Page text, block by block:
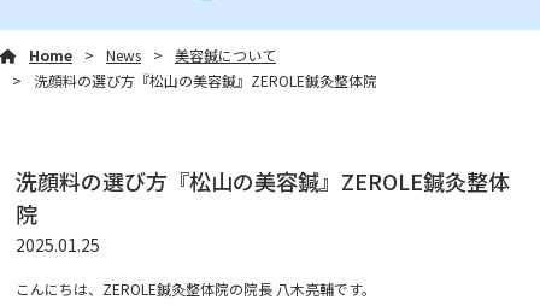
Home News
美容鍼について
洗顔料の選び方『松山の美容鍼』ZEROLE鍼灸整体院
洗顔料の選び方『松山の美容鍼』ZEROLE鍼灸整体
院
2025.01.25
こんにちは、ZEROLE鍼灸整体院の院長 八木亮輔です。